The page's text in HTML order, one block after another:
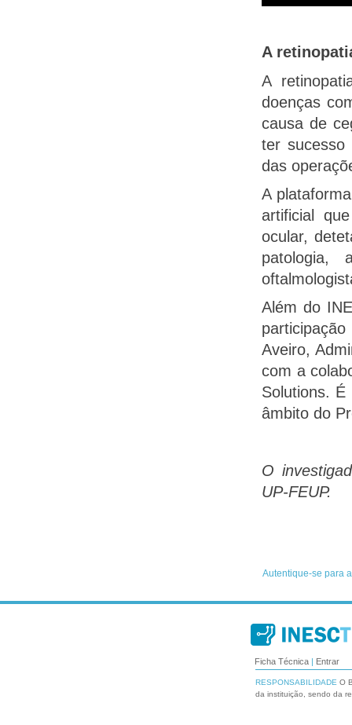
A
A
doenças
causa de
ter sucesso
das
A
artificial
ocular,
patologia,
Além do
Aveiro,
com a
Solutions. É
âmbito do
O
UP-FEUP.
Ficha Técnica Entrar
RESPONSABILIDADE O
da instituição, sendo da